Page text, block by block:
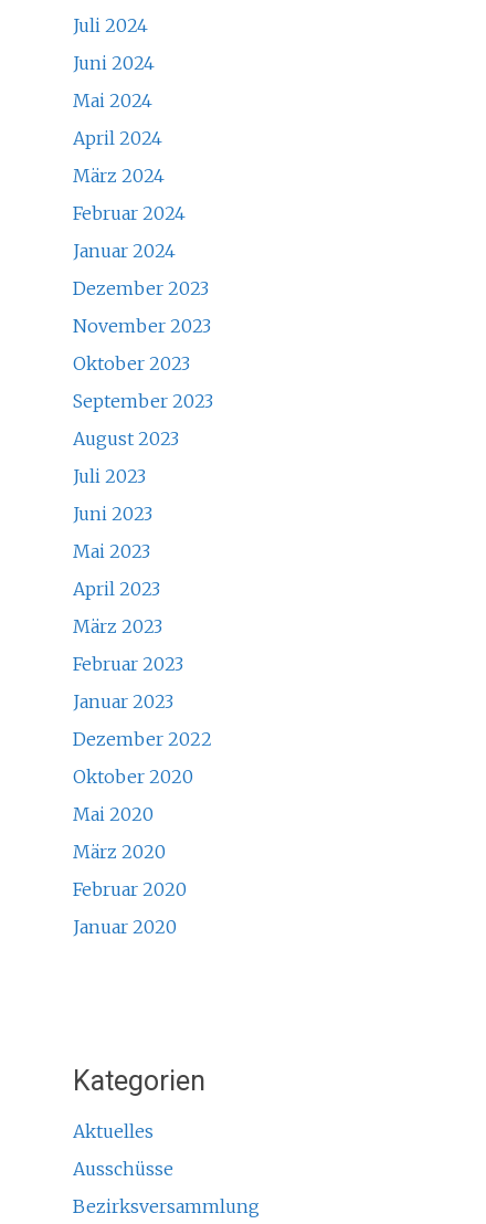
Juli 2024
Juni 2024
Mai 2024
April 2024
März 2024
Februar 2024
Januar 2024
Dezember 2023
November 2023
Oktober 2023
September 2023
August 2023
Juli 2023
Juni 2023
Mai 2023
April 2023
März 2023
Februar 2023
Januar 2023
Dezember 2022
Oktober 2020
Mai 2020
März 2020
Februar 2020
Januar 2020
Kategorien
Aktuelles
Ausschüsse
Bezirksversammlung